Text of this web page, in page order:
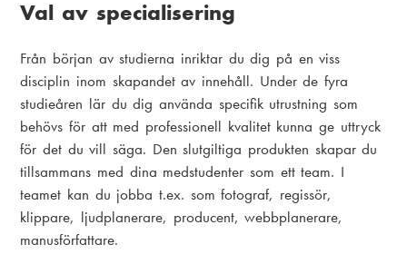
Val av specialisering
Från början av studierna inriktar du dig på en viss
disciplin inom skapandet av innehåll. Under de fyra
studieåren lär du dig använda specifik utrustning som
behövs för att med professionell kvalitet kunna ge uttryck
för det du vill säga. Den slutgiltiga produkten skapar du
tillsammans med dina medstudenter som ett team. I
teamet kan du jobba t.ex. som fotograf, regissör,
klippare, ljudplanerare, producent, webbplanerare,
manusförfattare.